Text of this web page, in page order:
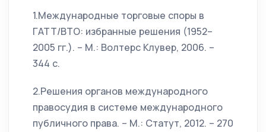
1.Международные торговые споры в
ГАТТ/ВТО: избранные решения (1952–
2005 гг.). – М.: Волтерс Клувер, 2006. –
344 с.
2.Решения органов международного
правосудия в системе международного
публичного права. – М.: Статут, 2012. – 270